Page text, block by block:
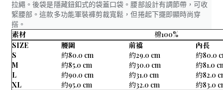
拉繩。後袋是隱藏鈕釦式的袋蓋口袋。腰部設計有調節帶，可收
緊腰部。這款多功能軍裝褲剪裁寬鬆，但捲起下擺即顯時尚穿
搭。
素材
棉100%
SIZE
腰圍 前襠
內長
S
約80.0 cm 約29.0 cm
約80.0
M
約85.0 cm 約30.0 cm
約81.0
L
約90.0 cm 約31.0 cm
約82.0
XL
約95.0 cm 約32.0 cm
約83.0